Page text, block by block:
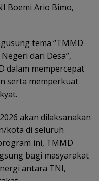
Boemi Ario Bimo,
tema “TMMD
dari Desa”,
dalam mempercepat
serta memperkuat
akan dilaksanakan
kota di seluruh
ini, TMMD
bagi masyarakat
antara TNI,